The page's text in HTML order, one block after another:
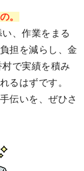
。
、作業をまる
担を減らし、金
で実績を積み
るはずです。
伝いを、ぜひさ